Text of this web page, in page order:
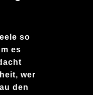
so
es
wer
den